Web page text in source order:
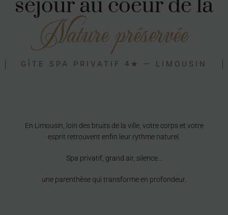
séjour au coeur de la
Nature préservée
GÎTE SPA PRIVATIF 4★ — LIMOUSIN
En Limousin, loin des bruits de la ville, votre corps et votre
esprit retrouvent enfin leur rythme naturel.
Spa privatif, grand air, silence…
une parenthèse qui transforme en profondeur.